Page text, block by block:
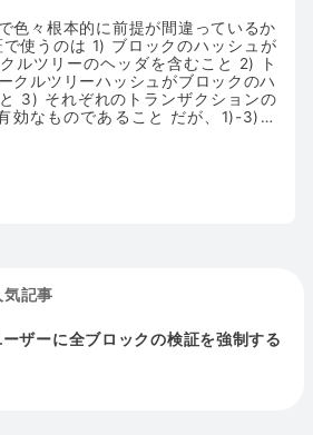
色々根本的に前提が間違っているか
使うのは 1) ブロックのハッシュが
ルツリーのヘッダを含むこと 2) ト
クルツリーハッシュがブロックのハ
3) それぞれのトランザクションの
効なものであること だが、1)-3)の
ロックXまでのビットコインのブロ
なければ検証に失敗する」ようなス
できる。これは現実的とはいえない
使うと検証可能な長さのスクリプト
を入れると嬉しいこと 1)
かわりに、マイナーの報酬支払い
のようなスクリプトをOR条件で含
を強制すれば、マイナーが確実にブ
とを証明できる（さもないとブロッ
記事
ザーに全ブロックの検証を強制する